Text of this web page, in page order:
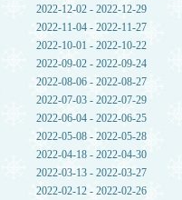
2022-12-02 - 2022-12-29
2022-11-04 - 2022-11-27
2022-10-01 - 2022-10-22
2022-09-02 - 2022-09-24
2022-08-06 - 2022-08-27
2022-07-03 - 2022-07-29
2022-06-04 - 2022-06-25
2022-05-08 - 2022-05-28
2022-04-18 - 2022-04-30
2022-03-13 - 2022-03-27
2022-02-12 - 2022-02-26